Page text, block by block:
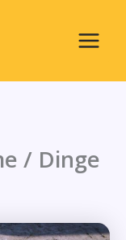
Main
Menu
/ Dinge